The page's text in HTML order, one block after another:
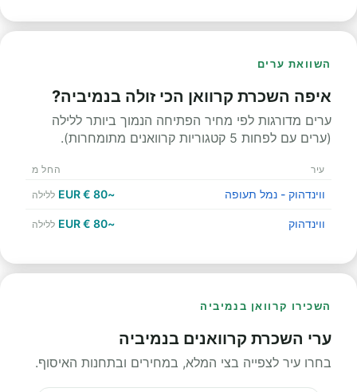
השוואת ערים
איפה השכרת קרוואן הכי זולה בנמיביה?
ערים מדורגות לפי מחיר הפתיחה הנמוך ביותר ללילה
(ערים עם לפחות 5 קטגוריות קרוואנים מתומחרות).
עיר החל מ
ווינדהוק - נמל תעופה ~80 € EUR ללילה
ווינדהוק ~80 € EUR ללילה
השכירו קרוואן בנמיביה
ערי השכרת קרוואנים בנמיביה
בחרו עיר לצפייה בצי המלא, במחירים ובתחנות האיסוף.